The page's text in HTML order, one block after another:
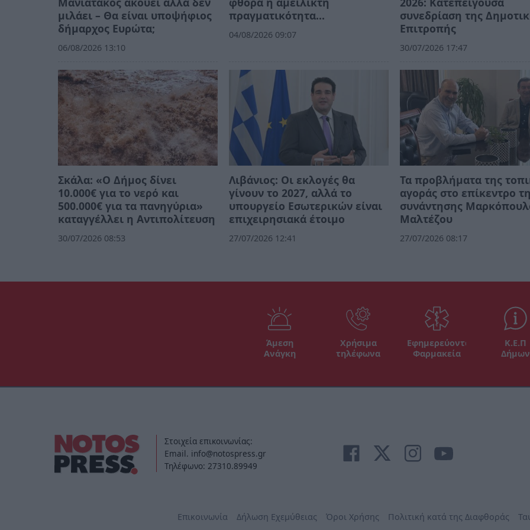
μιλάει – Θα είναι υποψήφιος
δήμαρχος Ευρώτα;
06/08/2026 13:10
πραγματικότητα…
04/08/2026 09:07
συνεδρίαση της
Επιτροπής
30/07/2026 17:47
Σκάλα: «Ο Δήμος δίνει
10.000€ για το νερό και
500.000€ για τα πανηγύρια»
καταγγέλλει η Αντιπολίτευση
30/07/2026 08:53
Λιβάνιος: Οι εκλογές θα
γίνουν το 2027, αλλά το
υπουργείο Εσωτερικών είναι
επιχειρησιακά έτοιμο
27/07/2026 12:41
Τα προβλήματα της
αγοράς στο επίκεντρο
συνάντησης
Μαλτέζου
27/07/2026 08:17
Άμεση
Ανάγκη
Χρήσιμα
τηλέφωνα
Εφημερεύοντα
Φαρμακεία
Κ.Ε.Π
Δήμων
Στοιχεία επικοινωνίας:
Email. info@notospress.gr
Τηλέφωνο: 27310.89949
Επικοινωνία Δήλωση Εχεμύθειας Όροι Χρήσης Πολιτική κατά της Διαφθοράς